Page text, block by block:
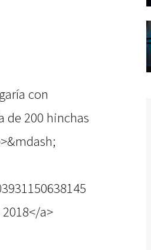
con
de 200 hinchas
a>